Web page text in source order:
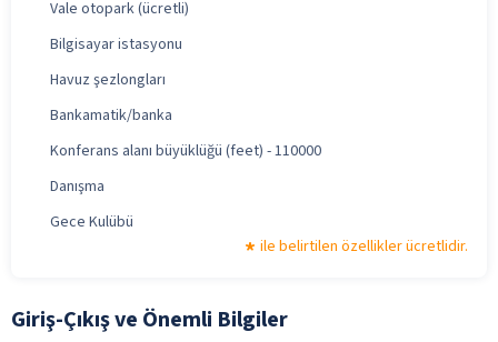
Vale otopark (ücretli)
Bilgisayar istasyonu
Havuz şezlongları
Bankamatik/banka
Konferans alanı büyüklüğü (feet) - 110000
Danışma
Gece Kulübü
ile belirtilen özellikler ücretlidir.
Giriş-Çıkış ve Önemli Bilgiler